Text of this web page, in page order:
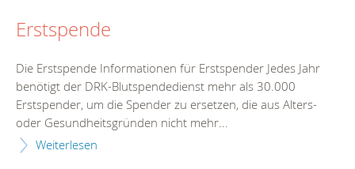
Erstspende
Die Erstspende Informationen für Erstspender Jedes Jahr
benötigt der DRK-Blutspendedienst mehr als 30.000
Erstspender, um die Spender zu ersetzen, die aus Alters-
oder Gesundheitsgründen nicht mehr...
Weiterlesen